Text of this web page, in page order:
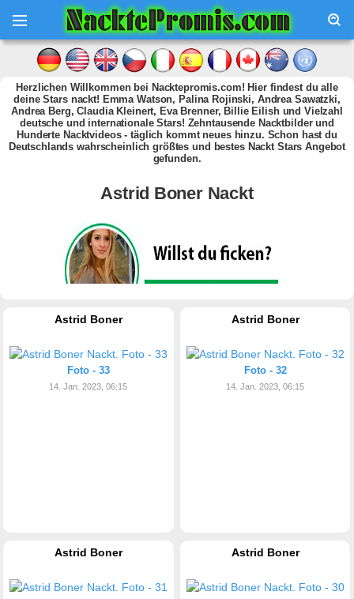
Herzlichen Willkommen bei Nacktepromis.com! Hier findest du alle
deine Stars nackt! Emma Watson, Palina Rojinski, Andrea Sawatzki,
Andrea Berg, Claudia Kleinert, Eva Brenner, Billie Eilish und Vielzahl
deutsche und internationale Stars! Zehntausende Nacktbilder und
Hunderte Nacktvideos - täglich kommt neues hinzu. Schon hast du
Deutschlands wahrscheinlich größtes und bestes Nackt Stars Angebot
gefunden.
Astrid Boner Nackt
Astrid Boner
Foto - 33
14. Jan. 2023, 06:15
Astrid Boner
Foto - 32
14. Jan. 2023, 06:15
Astrid Boner Astrid Boner